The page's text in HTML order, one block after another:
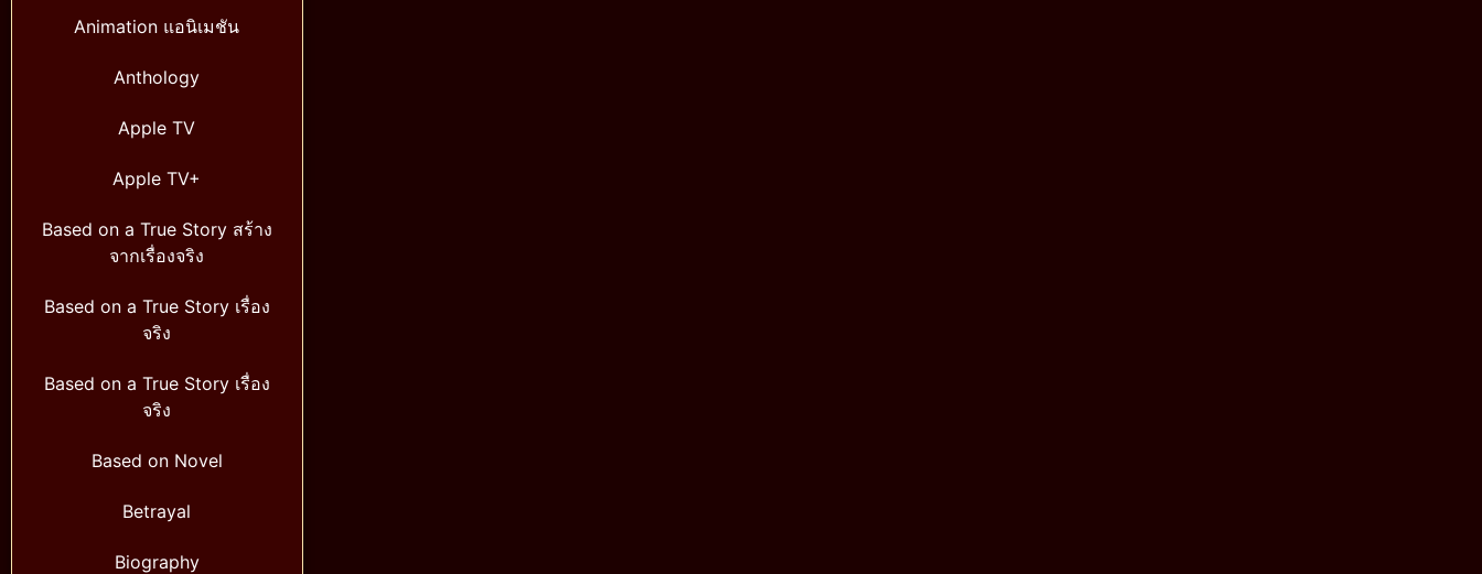
Animation แอนิเมชัน
Anthology
Apple TV
Apple TV+
Based on a True Story สร้าง
จากเรื่องจริง
Based on a True Story เรื่อง
จริง
Based on a True Story เรื่อง
จริง
Based on Novel
Betrayal
Biography